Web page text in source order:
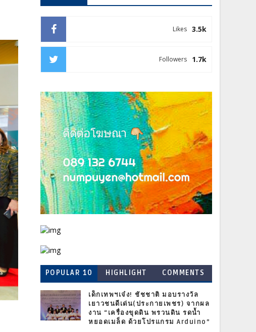
3.5k
Likes
1.7k
Followers
POPULAR 10 HIGHLIGHT COMMENTS
เด็กเทพฯเจ๋ง! ชัชชาติ มอบรางวัล
เยาวชนดีเด่น(ประกายเพชร) จากผล
งาน “เครื่องขุดดิน พรวนดิน รดน้ำ
หยอดเมล็ด ด้วยโปรแกรม Arduino”